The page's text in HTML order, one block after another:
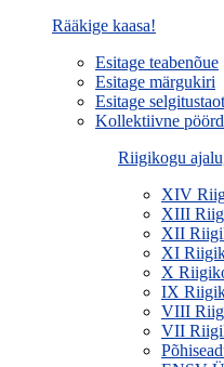
Rääkige kaasa!
Esitage teabenõue
Esitage märgukiri
Esitage
Kollektiivne
Riigikogu
XIV
XIII
XII
XI
X
IX
VIII
VII